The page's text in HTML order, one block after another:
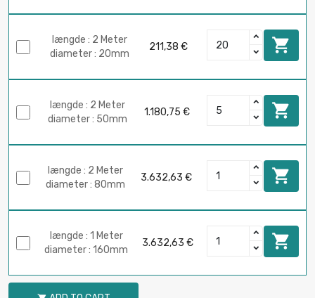
længde : 2 Meter
diameter : 20mm
211,38 € 
længde : 2 Meter
diameter : 50mm
1.180,75 € 
længde : 2 Meter
diameter : 80mm
3.632,63 € 
længde : 1 Meter
diameter : 160mm
3.632,63 € 